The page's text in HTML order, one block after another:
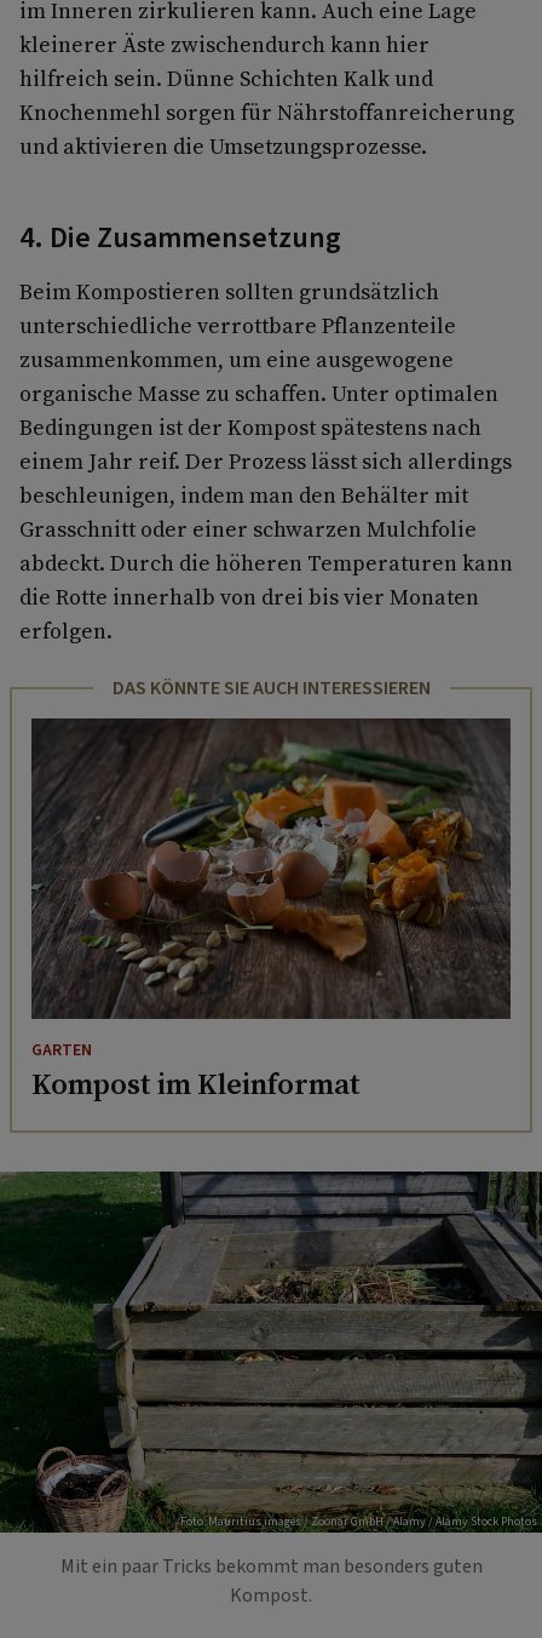
im Inneren zirkulieren kann. Auch eine Lage
kleinerer Äste zwischendurch kann hier
hilfreich sein. Dünne Schichten Kalk und
Knochenmehl sorgen für Nährstoffanreicherung
und aktivieren die Umsetzungsprozesse.
4. Die Zusammensetzung
Beim Kompostieren sollten grundsätzlich
unterschiedliche verrottbare Pflanzenteile
zusammenkommen, um eine ausgewogene
organische Masse zu schaffen. Unter optimalen
Bedingungen ist der Kompost spätestens nach
einem Jahr reif. Der Prozess lässt sich allerdings
beschleunigen, indem man den Behälter mit
Grasschnitt oder einer schwarzen Mulchfolie
abdeckt. Durch die höheren Temperaturen kann
die Rotte innerhalb von drei bis vier Monaten
erfolgen.
DAS KÖNNTE SIE AUCH INTERESSIEREN
GARTEN
Kompost im Kleinformat
Foto: Mauritius images / Zoonar GmbH / Alamy / Alamy Stock Photos
Mit ein paar Tricks bekommt man besonders guten
Kompost.